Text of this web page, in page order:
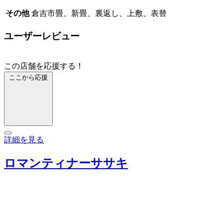
その他 倉吉市畳、新畳、裏返し、上敷、表替
ユーザーレビュー
この店舗を応援する！
ここから応援
詳細を見る
ロマンティナーササキ